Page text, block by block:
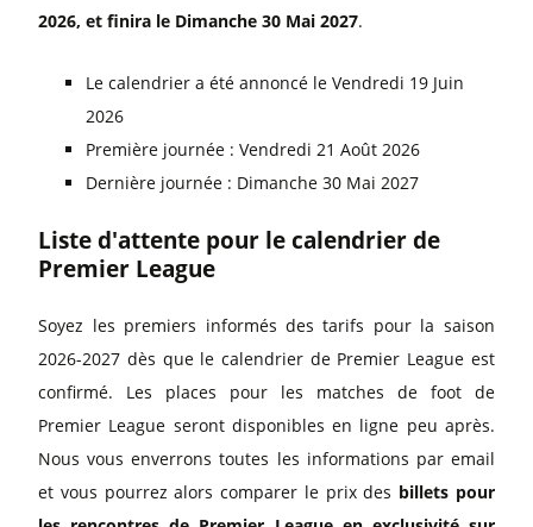
2026, et finira le Dimanche 30 Mai 2027.
Le calendrier a été annoncé le Vendredi 19 Juin
2026
Première journée : Vendredi 21 Août 2026
Dernière journée : Dimanche 30 Mai 2027
Liste d'attente pour le calendrier de
Premier League
Soyez les premiers informés des tarifs pour la saison
2026-2027 dès que le calendrier de Premier League est
confirmé. Les places pour les matches de foot de
Premier League seront disponibles en ligne peu après.
Nous vous enverrons toutes les informations par email
et vous pourrez alors comparer le prix des billets pour